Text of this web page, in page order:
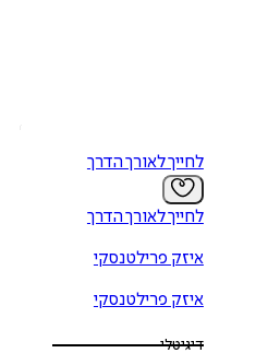
לחייך לאורך הדרך
לחייך לאורך הדרך
איזק פרילטנסקי
איזק פרילטנסקי
דיגיטלי